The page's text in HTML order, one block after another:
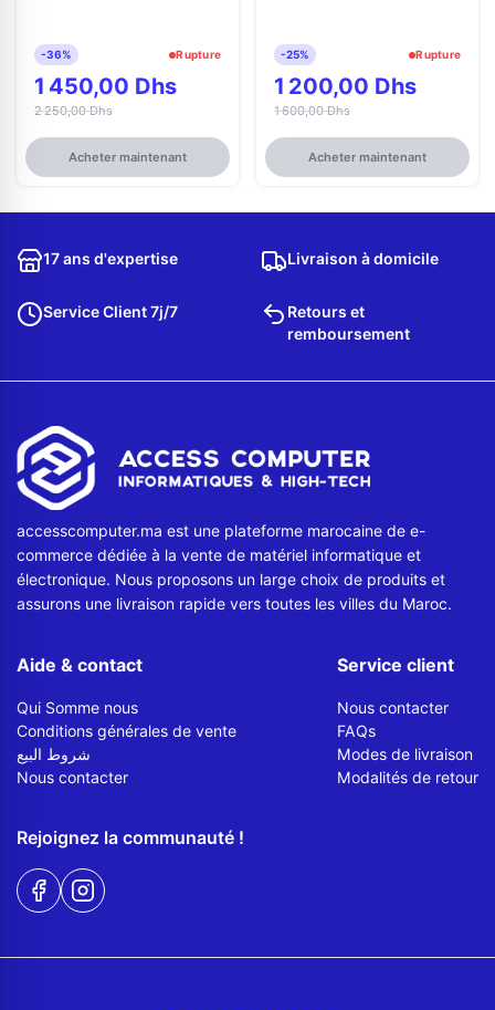
-36% Rupture
1 450,00 Dhs
2 250,00 Dhs
Acheter maintenant
-25% Rupture
1 200,00 Dhs
1 600,00 Dhs
Acheter maintenant
17 ans d'expertise Livraison à domicile
Service Client 7j/7
Retours et
remboursement
accesscomputer.ma est une plateforme marocaine de e-
commerce dédiée à la vente de matériel informatique et
électronique. Nous proposons un large choix de produits et
assurons une livraison rapide vers toutes les villes du Maroc.
Aide & contact
Qui Somme nous
Conditions générales de vente
شروط البيع
Nous contacter
Service client
Nous contacter
FAQs
Modes de livraison
Modalités de retour
Rejoignez la communauté !